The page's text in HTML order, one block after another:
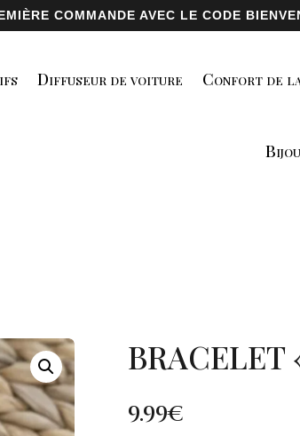
COMMANDE AVEC LE CODE
Diffuseur de voiture Confort de la
BRACELET
9.99€